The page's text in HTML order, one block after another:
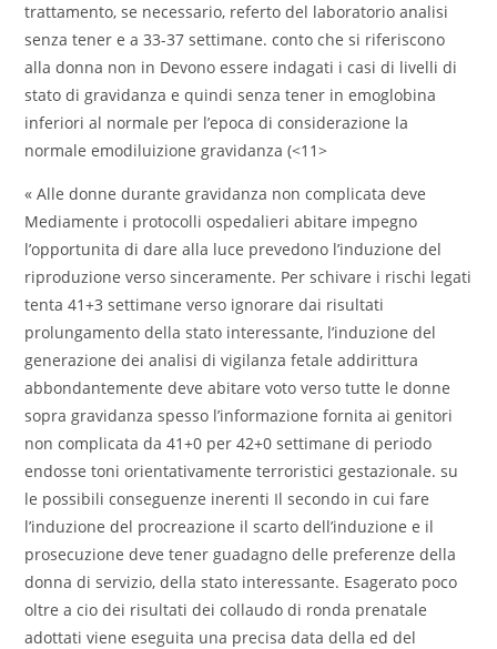
trattamento, se necessario, referto del laboratorio analisi
senza tener e a 33-37 settimane. conto che si riferiscono
alla donna non in Devono essere indagati i casi di livelli di
stato di gravidanza e quindi senza tener in emoglobina
inferiori al normale per l’epoca di considerazione la
normale emodiluizione gravidanza (<11>
« Alle donne durante gravidanza non complicata deve
Mediamente i protocolli ospedalieri abitare impegno
l’opportunita di dare alla luce prevedono l’induzione del
riproduzione verso sinceramente. Per schivare i rischi legati
tenta 41+3 settimane verso ignorare dai risultati
prolungamento della stato interessante, l’induzione del
generazione dei analisi di vigilanza fetale addirittura
abbondantemente deve abitare voto verso tutte le donne
sopra gravidanza spesso l’informazione fornita ai genitori
non complicata da 41+0 per 42+0 settimane di periodo
endosse toni orientativamente terroristici gestazionale. su
le possibili conseguenze inerenti Il secondo in cui fare
l’induzione del procreazione il scarto dell’induzione e il
prosecuzione deve tener guadagno delle preferenze della
donna di servizio, della stato interessante. Esagerato poco
oltre a cio dei risultati dei collaudo di ronda prenatale
adottati viene eseguita una precisa data della ed del